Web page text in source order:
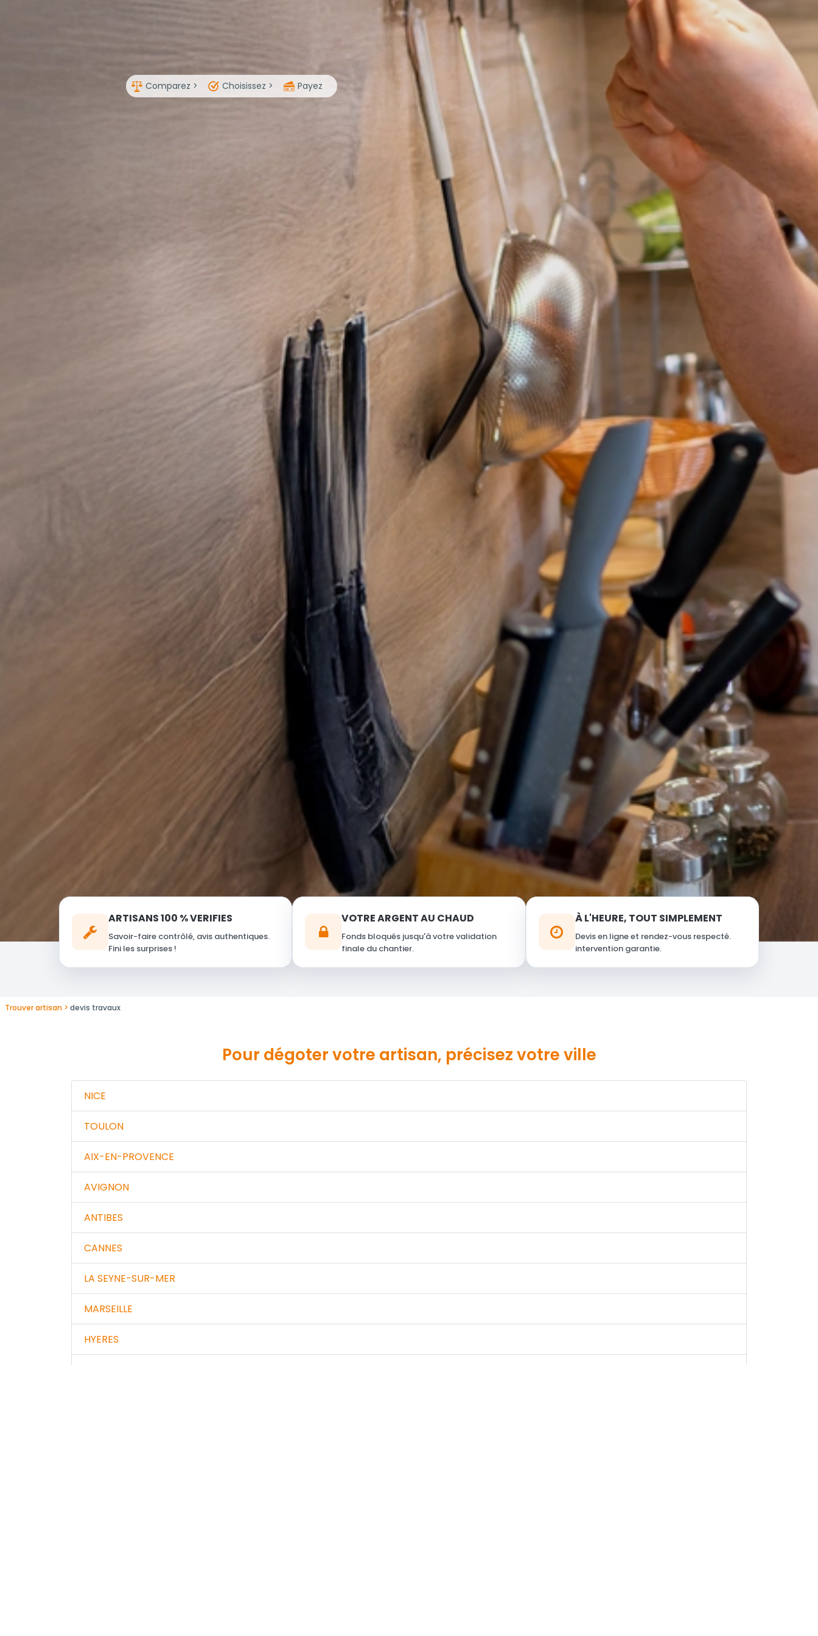
Comparez > Choisissez > Payez
ARTISANS 100 % VERIFIES
Savoir-faire contrôlé, avis authentiques.
Fini les surprises !
VOTRE ARGENT AU CHAUD
Fonds bloqués jusqu'à votre validation
finale du chantier.
À L'HEURE, TOUT SIMPLEMENT
Devis en ligne et rendez-vous respecté.
intervention garantie.
Trouver artisan devis travaux
Pour dégoter votre artisan, précisez votre ville
NICE
TOULON
AIX-EN-PROVENCE
AVIGNON
ANTIBES
CANNES
LA SEYNE-SUR-MER
MARSEILLE
HYERES